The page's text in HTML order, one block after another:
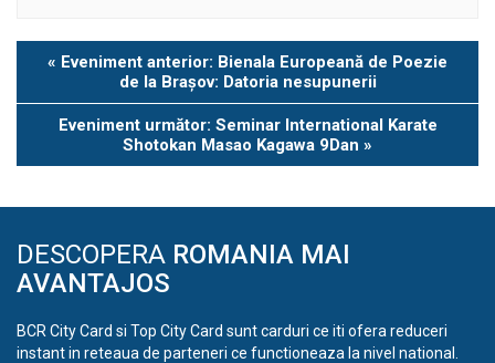
Eveniment
Navigation
« Eveniment anterior: Bienala Europeană de Poezie
de la Brașov: Datoria nesupunerii
Eveniment următor: Seminar International Karate
Shotokan Masao Kagawa 9Dan »
DESCOPERA ROMANIA MAI
AVANTAJOS
BCR City Card si Top City Card sunt carduri ce iti ofera reduceri
instant in reteaua de parteneri ce functioneaza la nivel national.